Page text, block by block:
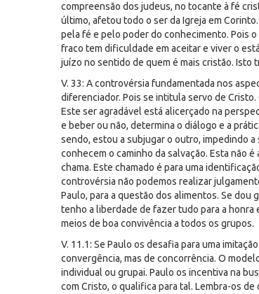
compreensão dos judeus, no tocante à fé
último, afetou todo o ser da Igreja em
pela fé e pelo poder do conhecimento. Pois
fraco tem dificuldade em aceitar e viver o
juízo no sentido de quem é mais cristão. Isto
V. 33: A controvérsia fundamentada nos
diferenciador. Pois se intitula servo de
Este ser agradável está alicerçado na
e beber ou não, determina o diálogo e a
sendo, estou a subjugar o outro, impedindo
conhecem o caminho da salvação. Esta não
chama. Este chamado é para uma
controvérsia não podemos realizar
Paulo, para a questão dos alimentos. Se dou
tenho a liberdade de fazer tudo para a
meios de boa convivência a todos os grupos.
V. 11.1: Se Paulo os desafia para uma
convergência, mas de concorrência. O
individual ou grupai. Paulo os incentiva na
com Cristo, o qualifica para tal. Lembra-os